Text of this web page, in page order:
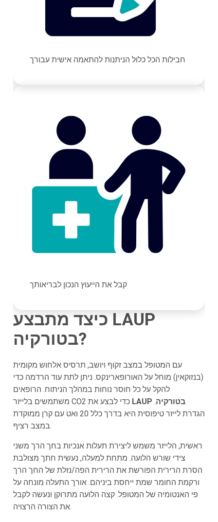
חבילות הכל כלול הניתנות להתאמה אישית עבורך
קבל את הייעוץ הנכון לבריאותך
כיצד מתבצע LAUP
בטורקיה?
עם המטופל במצב זקוף ויושב, תרסיס אלחוש מקומית
(בנזוקאין) מוחל על האורופארינקס. ניתן לתת עוד הרדמה כדי
להקל על כל חוסר נוחות במהלך הניתוח. הרופאים
משתמשים בלייזר CO2 כדי לבצע את
LAUP בטורקיה.
הגדרת לייזר טיפוסית היא בדרך כלל 20 ואט עם קרן ממוקדת
במצב רציף.
ראשית, הלייזר משמש ליצירת תעלות אנכיות בחך הרך משני
צידי שורש הלועה. מתחת למעלה, נעשית חתך מצולבת
הסרת הרירית הפורשת את הרירית הפה/נזלת של החך הרך
ורקמת החומר שמת ייחסת ביניהם. אורך התעלה מונחה על
פי האנטומיה של המטופל. קצה הלועה מתרוקן ונעשה לקבל
את הצורה הרצויה.